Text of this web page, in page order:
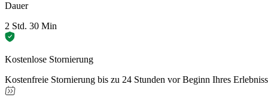
Dauer
2 Std. 30 Min
Kostenlose Stornierung
Kostenfreie Stornierung bis zu 24 Stunden vor Beginn Ihres